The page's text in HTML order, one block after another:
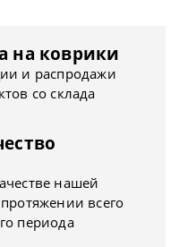
на коврики
и распродажи
со склада
нашей
всего
периода